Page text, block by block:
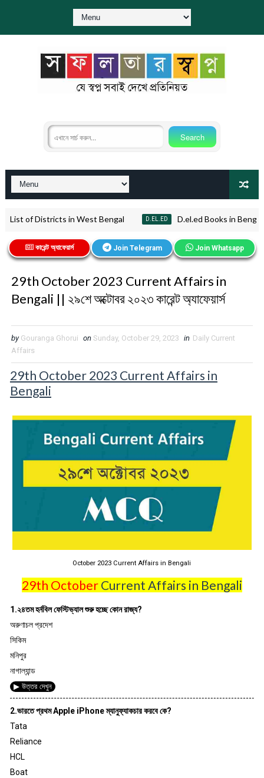
| List of Districts in West Bengal D.EL.ED D.el.ed Books in Bengali PDF
কারেন্ট অ্যাফেয়ার্স Join Telegram Join Whatsapp
29th October 2023 Current Affairs in
Bengali || ২৯শে অক্টোবর ২০২৩ কারেন্ট অ্যাফেয়ার্স
by Gouranga Ghorui on Sunday, October 29, 2023 in Daily Current
Affairs
29th October 2023 Current Affairs in
Bengali
October 2023 Current Affairs in Bengali
29th OctoberCurrent Affairs in Bengali
1.২৪তম হর্নবিল ফেস্টিভ্যাল শুরু হচ্ছে কোন রাজ্য?
অরুণাচল প্রদেশ
সিকিম
মনিপুর
নাগাল্যান্ড
▶ উত্তর দেখুন
2.ভারতে প্রথম Apple iPhone ম্যানুফ্যাকচার করবে কে?
Tata
Reliance
HCL
Boat